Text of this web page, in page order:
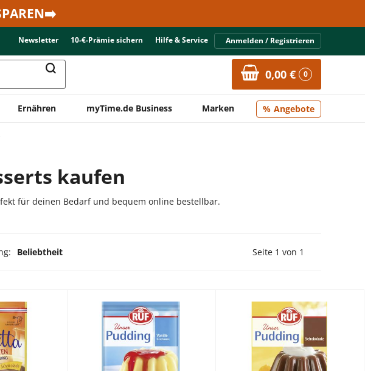
Newsletter 10-€-Prämie sichern Hilfe & Service Anmelden / Registrieren
0,00 € 0
Ernähren myTime.de Business Marken Angebote
kaufen
für deinen Bedarf und bequem online bestellbar.
Beliebtheit Vorherige Seite
Seite 1 von 1